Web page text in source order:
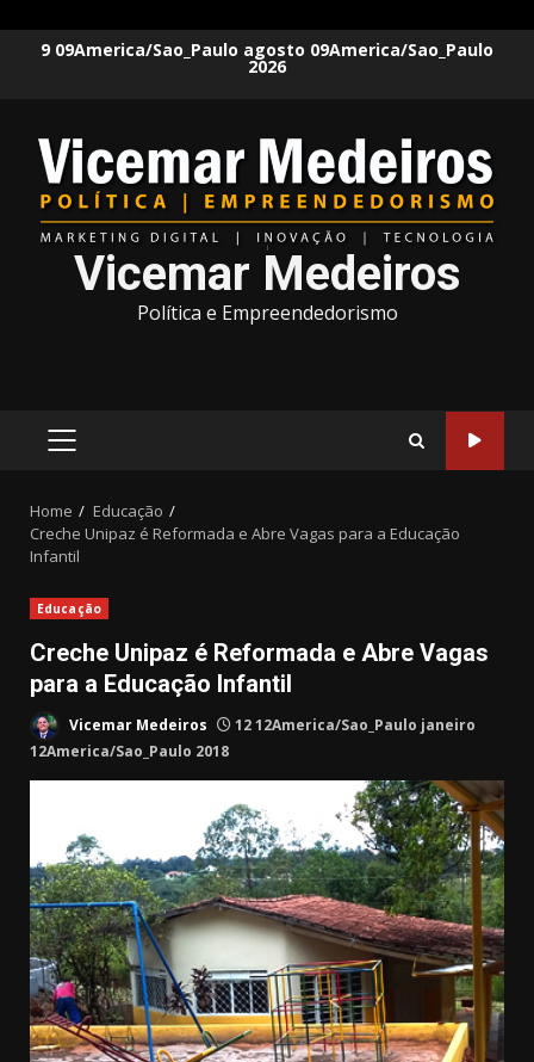
9 09America/Sao_Paulo agosto 09America/Sao_Paulo
2026
Vicemar Medeiros
Política e Empreendedorismo
PRIMARY
Home
Educação
Creche Unipaz é Reformada e Abre Vagas para a Educação
Infantil
Educação
Creche Unipaz é Reformada e Abre Vagas
para a Educação Infantil
Vicemar Medeiros
12 12America/Sao_Paulo janeiro
12America/Sao_Paulo 2018